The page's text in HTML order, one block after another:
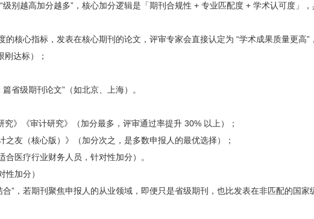
别越高加分越多”，核心加分逻辑是「期刊合规性 + 专业匹配度 + 学术认可度」
核心指标，发表在核心期刊的论文，评审专家会直接认定为 “学术成果质量更高”
达标）；
省级期刊论文”（如北京、上海）。
》《审计研究》（加分最多，评审通过率提升 30% 以上）；
友（核心版）》（加分次之，是多数申报人的最优选择）；
医疗行业财务人员，针对性加分）。
性加分）
”，若期刊聚焦申报人的从业领域，即便只是省级期刊，也比发表在非匹配的国家